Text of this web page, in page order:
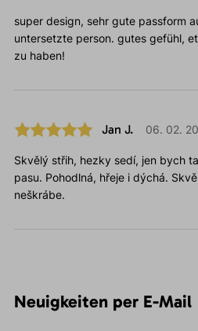
super design, sehr gute passform
untersetzte person. gutes gefühl,
zu haben!
Jan J. 06. 02.
Skvělý střih, hezky sedí, jen bych
pasu. Pohodlná, hřeje i dýchá.
neškrábe.
Neuigkeiten per E-Mail